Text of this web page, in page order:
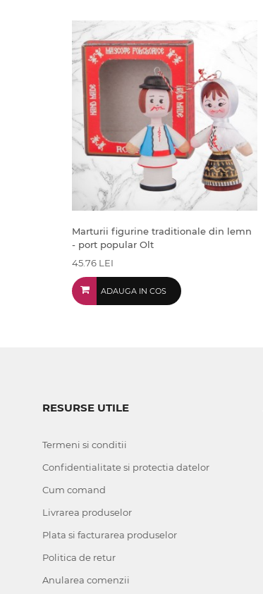
Marturii figurine traditionale din lemn
- port popular Olt
45.76 LEI
ADAUGA IN COS
RESURSE UTILE
Termeni si conditii
Confidentialitate si protectia datelor
Cum comand
Livrarea produselor
Plata si facturarea produselor
Politica de retur
Anularea comenzii